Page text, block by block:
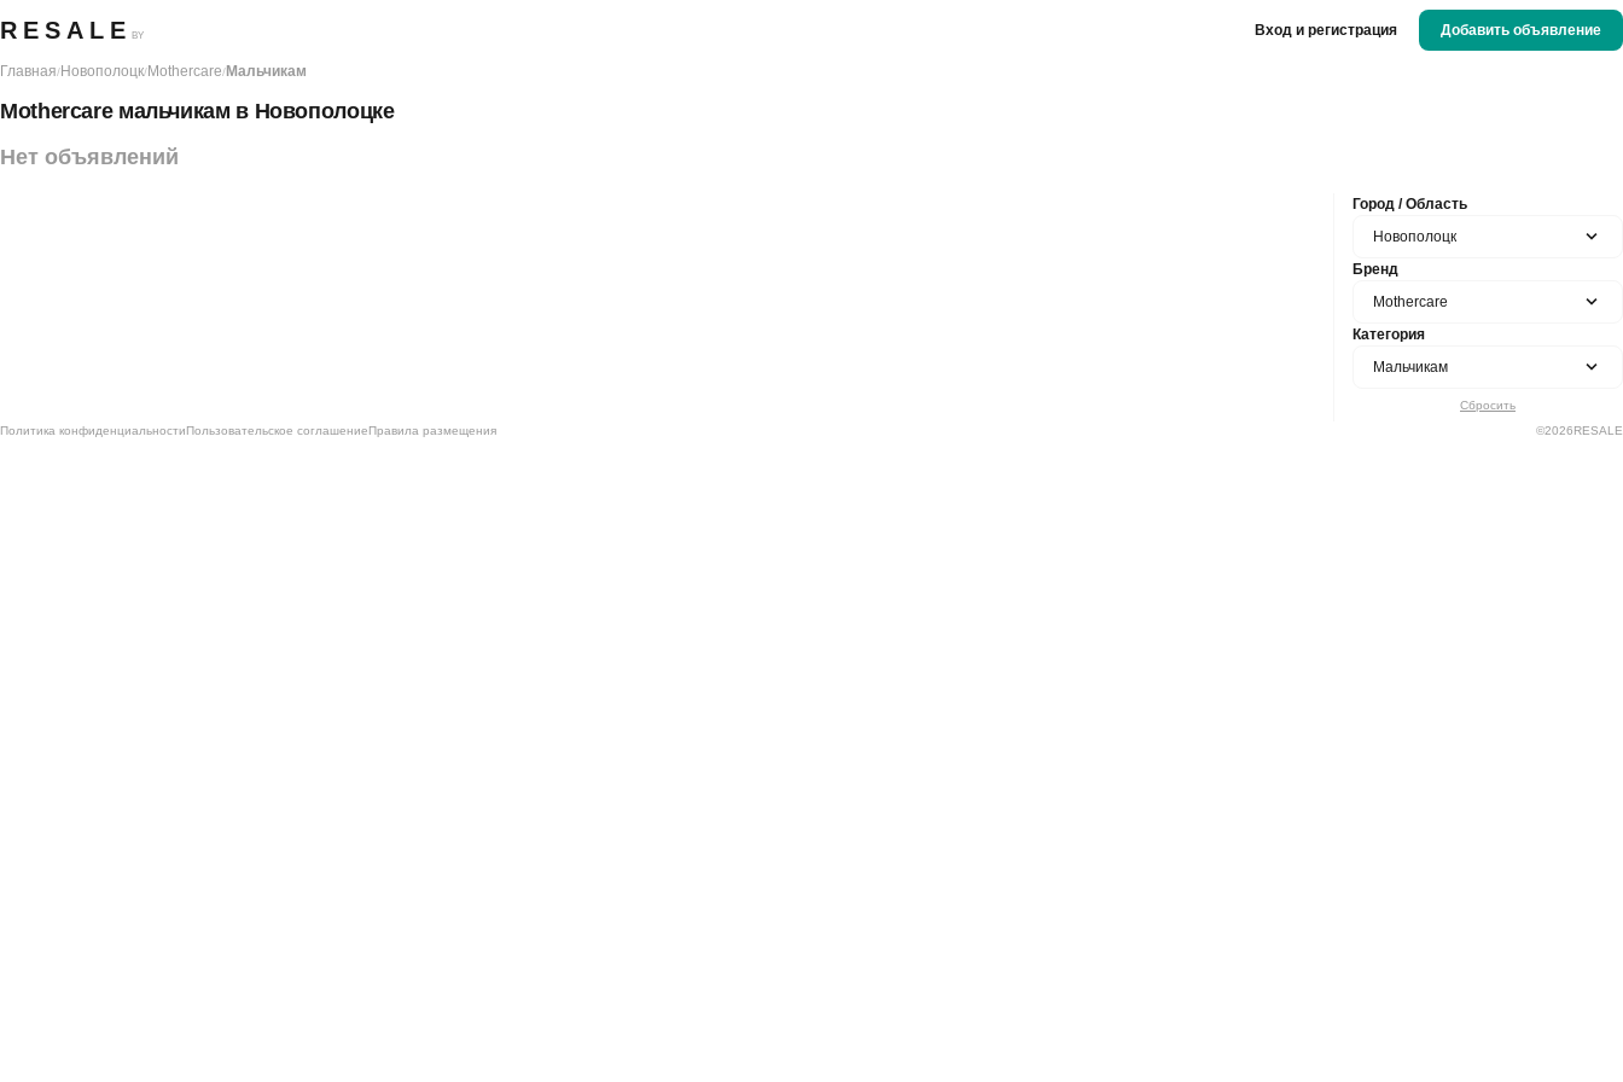
RESALE BY Вход и регистрация Добавить объявление
Главная/Новополоцк/Mothercare/Мальчикам
Mothercare мальчикам в Новополоцке
Город / Область
Новополоцк
Бренд
Mothercare
Категория
Мальчикам
Сбросить
Нет объявлений
Политика конфиденциальностиПользовательское соглашениеПравила размещения ©2026RESALE